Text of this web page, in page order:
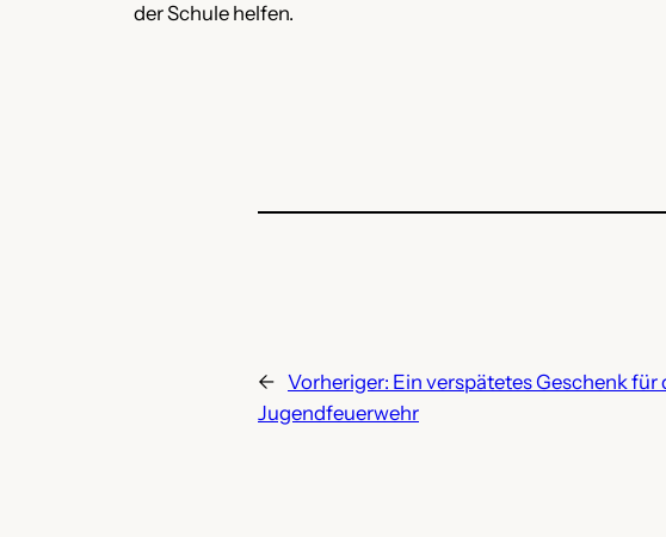
der Schule helfen.
← Vorheriger: Ein verspätetes Geschenk für
Jugendfeuerwehr